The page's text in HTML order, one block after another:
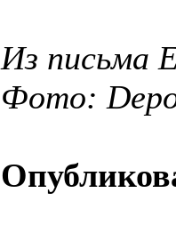
Из письма
Фото: